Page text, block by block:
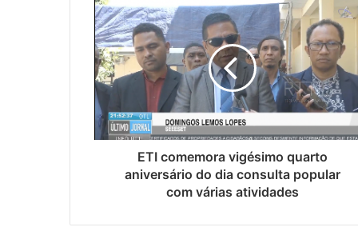
ETI comemora vigésimo quarto
aniversário do dia consulta popular
com várias atividades